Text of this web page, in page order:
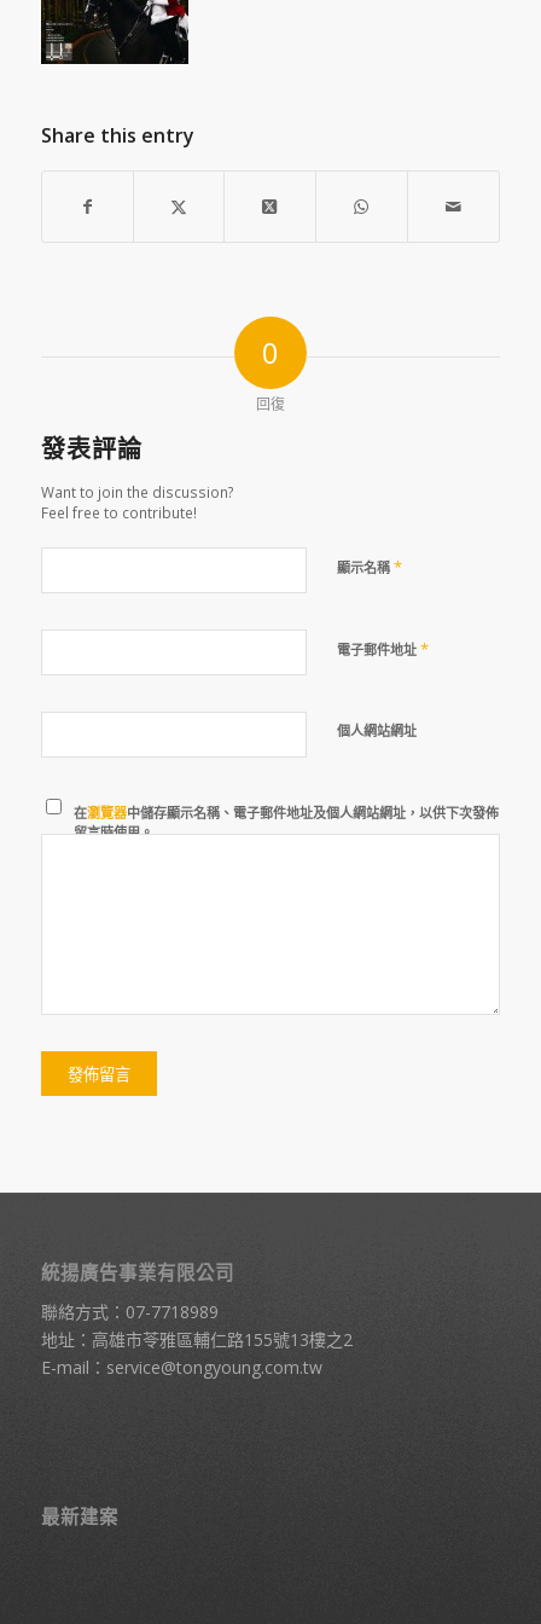
Share this entry
0
回復
發表評論
Want to join the discussion?
Feel free to contribute!
顯示名稱 *
電子郵件地址 *
個人網站網址
在瀏覽器中儲存顯示名稱、電子郵件地址及個人網站網址，以供下次發佈
留言時使用。
統揚廣告事業有限公司
聯絡方式： 07-7718989
地址：高雄市苓雅區輔仁路155號13樓之2
E-mail： service@tongyoung.com.tw
最新建案